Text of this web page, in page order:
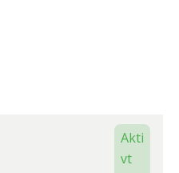
Akti
vt